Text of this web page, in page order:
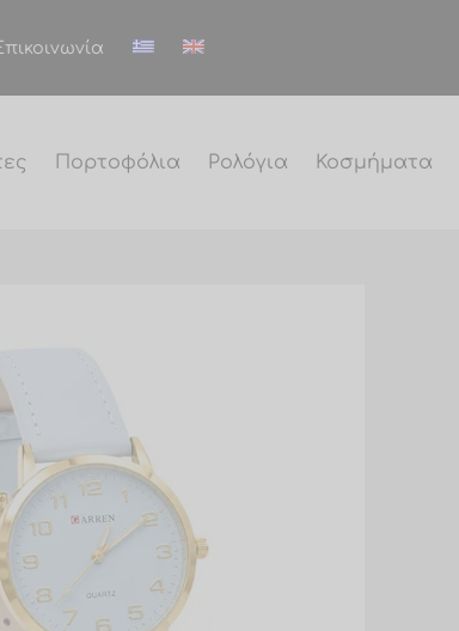
Πορτοφόλια Ρολόγια Κοσμήματα